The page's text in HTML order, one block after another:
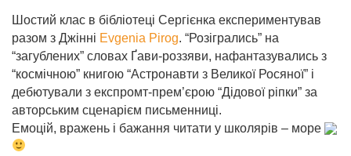
Шостий клас в бібліотеці Сергієнка експериментував
разом з Джінні Evgenia Pirog. “Розігрались” на
“загублених” словах Ґави-роззяви, нафантазувались з
“космічною” книгою “Астронавти з Великої Росяної” і
дебютували з експромт-прем’єрою “Дідової ріпки” за
авторським сценарієм письменниці.
Емоцій, вражень і бажання читати у школярів – море